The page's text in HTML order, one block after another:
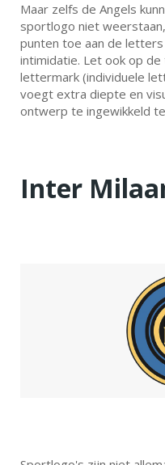
Maar zelfs de Angels
sportlogo niet
punten toe aan de
intimidatie. Let ook op
lettermark (individuele
voegt extra diepte en
ontwerp te ingewikkeld
Inter